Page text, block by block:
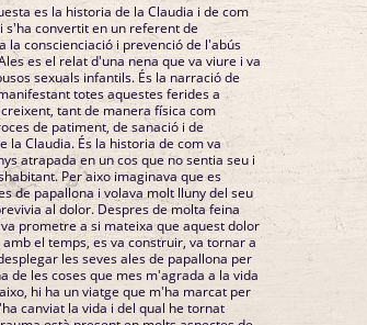
es la historia de la Claudia i de com
s'ha convertit en un referent de
la conscienciació i prevenció de l'abús
es el relat d'una nena que va viure i va
sexuals infantils. És la narració de
totes aquestes ferides a
tant de manera física com
de patiment, de sanació i de
la Claudia. És la historia de com va
atrapada en un cos que no sentia seu i
Per aixo imaginava que es
de papallona i volava molt lluny del seu
al dolor. Despres de molta feina
prometre a si mateixa que aquest dolor
el temps, es va construir, va tornar a
les seves ales de papallona per
de les coses que mes m'agrada a la vida
hi ha un viatge que m'ha marcat per
canviat la vida i del qual he tornat